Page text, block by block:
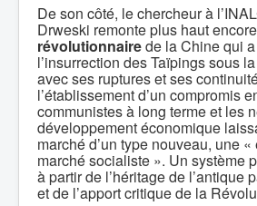
De son côté, le chercheur à
Drweski remonte plus haut
révolutionnairede la Chine qui
l’insurrection des Taïpings sous
avec ses ruptures et ses
l’établissement d’un compromis
communistes à long terme et les
développement économique
marché d’un type nouveau, une
marché socialiste ». Un système
à partir de l’héritage de l’antique
et de l’apport critique de la